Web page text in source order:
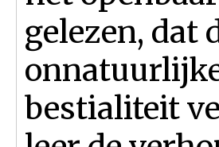
gelezen, dat
bestialiteit